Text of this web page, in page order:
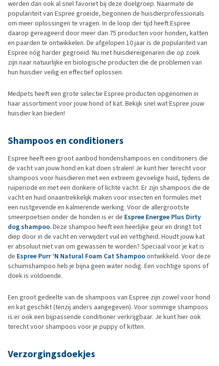
werden dan ook al snel favoriet bij deze doelgroep. Naarmate de
populariteit van Espree groeide, begonnen de huisdierprofessionals
om meer oplossingen te vragen. In de loop der tijd heeft Espree
daarop gereageerd door meer dan 75 producten voor honden, katten
en paarden te ontwikkelen. De afgelopen 10 jaar is de populariteit van
Espree nóg harder gegroeid. Nu met huisdiereigenaren die op zoek
zijn naar natuurlijke en biologische producten die de problemen van
hun huisdier veilig en effectief oplossen.
Medpets heeft een grote selectie Espree producten opgenomen in
haar assortiment voor jouw hond of kat. Bekijk snel wat Espree jouw
huisdier kan bieden!
Shampoos en conditioners
Espree heeft een groot aanbod hondenshampoos en conditioners die
de vacht van jouw hond en kat doen stralen! Je kunt hier terecht voor
shampoos voor huisdieren met een extreem gevoelige huid, tijdens de
ruiperiode en met een donkere of lichte vacht. Er zijn shampoos die de
vacht en huid onaantrekkelijk maken voor insecten en formules met
een rustgevende en kalmerende werking. Voor de allergrootste
smeerpoetsen onder de honden is er de Espree Energee Plus Dirty
dog shampoo. Deze shampoo heeft een heerlijke geur en dringt tot
diep door in de vacht en verwijdert vuil en vettigheid. Houdt jouw kat
er absoluut niet van om gewassen te worden? Speciaal voor je kat is
de Espree Purr ‘N Natural Foam Cat Shampooontwikkeld. Voor deze
schuimshampoo heb je bijna geen water nodig. Een vochtige spons of
doek is voldoende.
Een groot gedeelte van de shampoos van Espree zijn zowel voor hond
en kat geschikt (tenzij anders aangegeven). Voor sommige shampoos
is er ook een bijpassende conditioner verkrijgbaar. Je kunt hier ook
terecht voor shampoos voor je puppy of kitten.
Verzorgingsdoekjes